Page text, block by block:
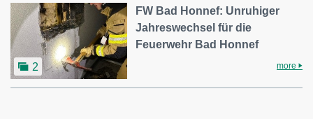
2
FW Bad Honnef: Unruhiger
Jahreswechsel für die
Feuerwehr Bad Honnef
more